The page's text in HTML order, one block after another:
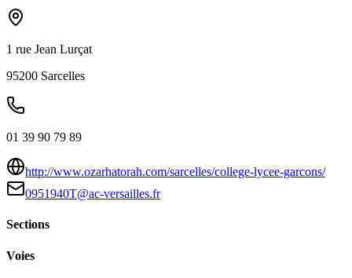
1 rue Jean Lurçat
95200 Sarcelles
01 39 90 79 89
http://www.ozarhatorah.com/sarcelles/college-lycee-garcons/
0951940T@ac-versailles.fr
Sections
Voies